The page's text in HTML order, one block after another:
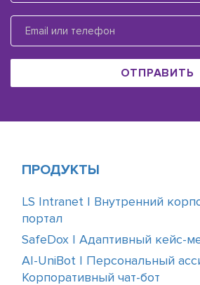
ОТПРАВИТЬ
ПРОДУКТЫ
LS Intranet | Внутренний
портал
SafeDox | Адаптивный кейс-
AI-UniBot | Персональный
Корпоративный чат-бот